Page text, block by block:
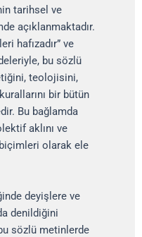
tarihsel ve
açıklanmaktadır.
hafızadır” ve
bu sözlü
teolojisini,
bir bütün
Bu bağlamda
aklını ve
olarak ele
deyişlere ve
denildiğini
sözlü metinlerde